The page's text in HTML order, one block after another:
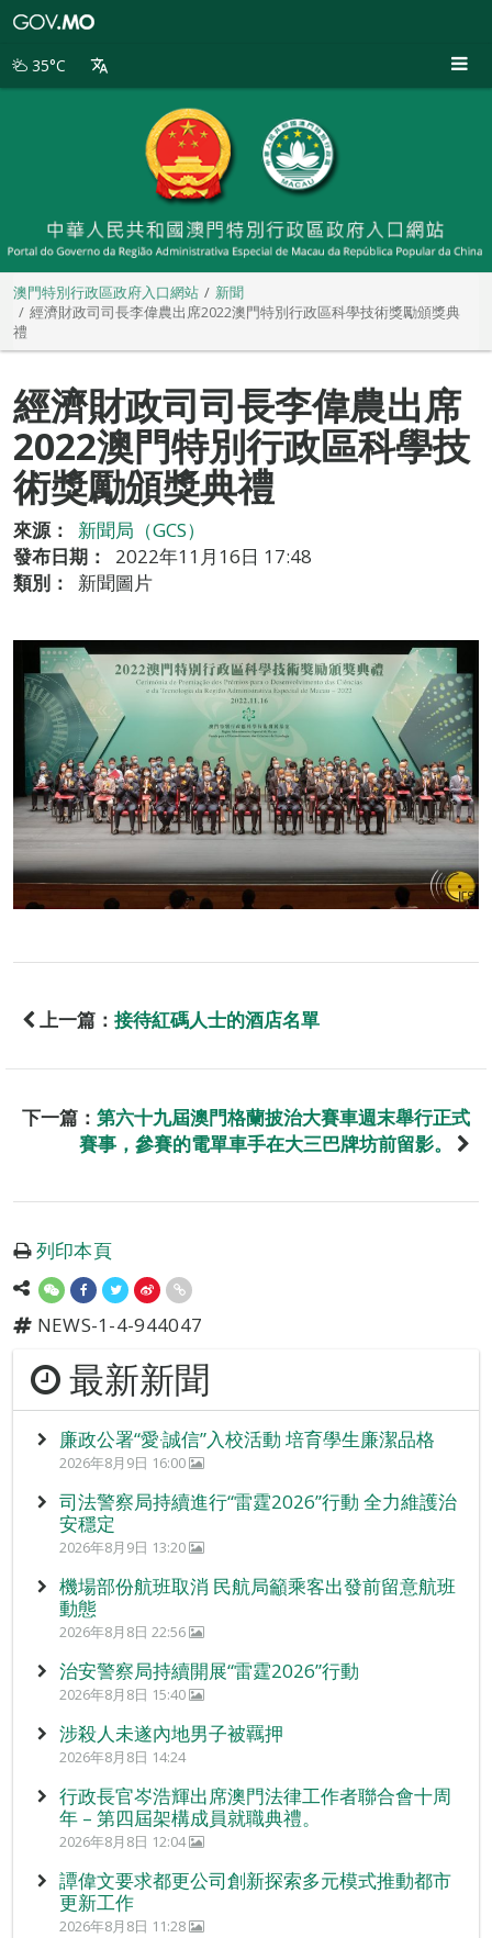
別
35°C
澳門特別行政區政府入口網站
新聞
經濟財政司司長李偉農出席2022澳門特別行政區科學技術獎勵頒獎典
禮
經濟財政司司長李偉農出席
2022澳門特別行政區科學技
術獎勵頒獎典禮
來源：
新聞局（GCS）
發布日期：
2022年11月16日 17:48
類別：
新聞圖片
上一篇： 接待紅碼人士的酒店名單
下一篇： 第六十九屆澳門格蘭披治大賽車週末舉行正式
賽事，參賽的電單車手在大三巴牌坊前留影。
列印本頁
NEWS-1-4-944047
最新新聞
廉政公署“愛‧誠信”入校活動 培育學生廉潔品格
2026年8月9日 16:00
司法警察局持續進行“雷霆2026”行動 全力維護治
安穩定
2026年8月9日 13:20
機場部份航班取消 民航局籲乘客出發前留意航班
動態
2026年8月8日 22:56
治安警察局持續開展“雷霆2026”行動
2026年8月8日 15:40
涉殺人未遂內地男子被羈押
2026年8月8日 14:24
行政長官岑浩輝出席澳門法律工作者聯合會十周
年 – 第四屆架構成員就職典禮。
2026年8月8日 12:04
譚偉文要求都更公司創新探索多元模式推動都市
更新工作
2026年8月8日 11:28